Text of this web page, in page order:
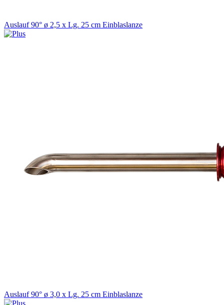
Auslauf 90° ø 2,5 x Lg. 25 cm Einblaslanze
Auslauf 90° ø 3,0 x Lg. 25 cm Einblaslanze